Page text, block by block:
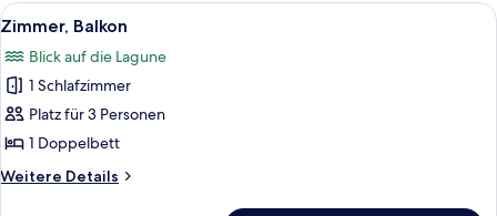
Alle
Fotos
für
Zimmer,
Balkon
anzeigen
Ein Schlafzimmer mit Bett,
1
Zimmer, Balkon
Blick auf die Lagune
1 Schlafzimmer
Platz für 3 Personen
1 Doppelbett
Weitere Details
Weitere